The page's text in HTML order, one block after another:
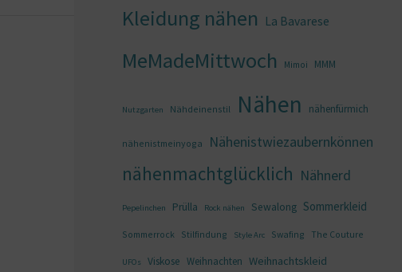
Kleidung nähen La Bavarese
MeMadeMittwoch Mimoi MMM
Nutzgarten Nähdeinenstil Nähen nähenfürmich
nähenistmeinyoga Nähenistwiezaubernkönnen
nähenmachtglücklich Nähnerd
Pepelinchen Prülla Rock nähen Sewalong Sommerkleid
Sommerrock Stilfindung Style Arc Swafing The Couture
UFOs Viskose Weihnachten Weihnachtskleid